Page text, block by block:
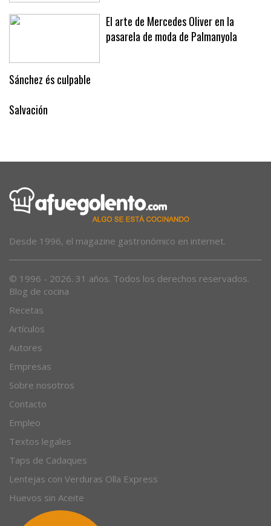
El arte de Mercedes Oliver en la
pasarela de moda de Palmanyola
Sánchez és culpable
Salvación
Desde 1996, el magazine gastronómico en internet.
© 1996 - 2026. 31 años. Todos los derechos reservados.
Blog de cocina
Recetas
Artículos
Autores
Empresas
Sobre nosotros
Contacto
Empleo
Textos legales
Taps de Cadaques
Lentejas con Verduras Olla Express
Huevos sin Aceite